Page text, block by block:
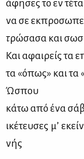
άφη­σες το εν
να σε
τρώ­σα­σα και
Και αφαι­ρείς τα
τα «όπως» και τα
Ώσπου
κά­τω από ένα
ικέ­τευ­σες μ’
νής